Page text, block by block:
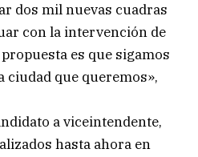
dos mil nuevas cuadras
con la intervención de
es que sigamos
que queremos»,
a viceintendente,
hasta ahora en